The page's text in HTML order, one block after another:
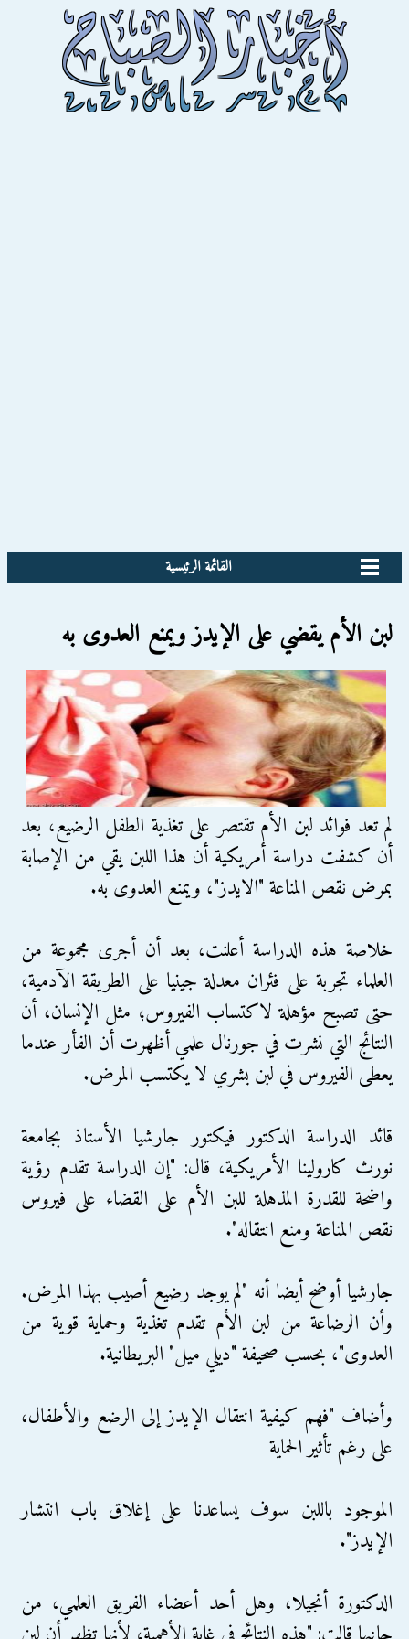
القائمة الرئيسية
لبن الأم يقضي على الإيدز ويمنع العدوى به
لم تعد فوائد لبن الأم تقتصر على تغذية الطفل الرضيع، بعد
أن كشفت دراسة أمريكية أن هذا اللبن يقي من الإصابة
بمرض نقص المناعة "الايدز"، ويمنع العدوى به.
خلاصة هذه الدراسة أعلنت، بعد أن أجرى مجموعة من
العلماء تجربة على فئران معدلة جينيا على الطريقة الآدمية،
حتى تصبح مؤهلة لاكتساب الفيروس؛ مثل الإنسان، أن
النتائج التي نشرت في جورنال علمي أظهرت أن الفأر عندما
يعطى الفيروس في لبن بشري لا يكتسب المرض.
قائد الدراسة الدكتور فيكتور جارشيا الأستاذ بجامعة
نورث كارولينا الأمريكية، قال: "إن الدراسة تقدم رؤية
واضحة للقدرة المذهلة للبن الأم على القضاء على فيروس
نقص المناعة ومنع انتقاله".
جارشيا أوضح أيضا أنه "لم يوجد رضيع أصيب بهذا المرض.
وأن الرضاعة من لبن الأم تقدم تغذية وحماية قوية من
العدوى"، بحسب صحيفة "ديلي ميل" البريطانية.
وأضاف "فهم كيفية انتقال الإيدز إلى الرضع والأطفال،
على رغم تأثير الحماية
الموجود باللبن سوف يساعدنا على إغلاق باب انتشار
الإيدز".
الدكتورة أنجيلا، وهل أحد أعضاء الفريق العلمي، من